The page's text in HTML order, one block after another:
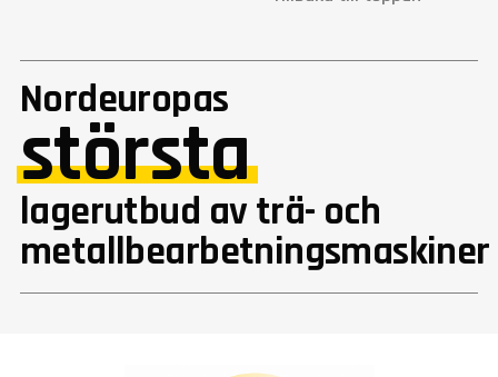
Nordeuropas
största
lagerutbud av trä- och
metallbearbetningsmaskiner